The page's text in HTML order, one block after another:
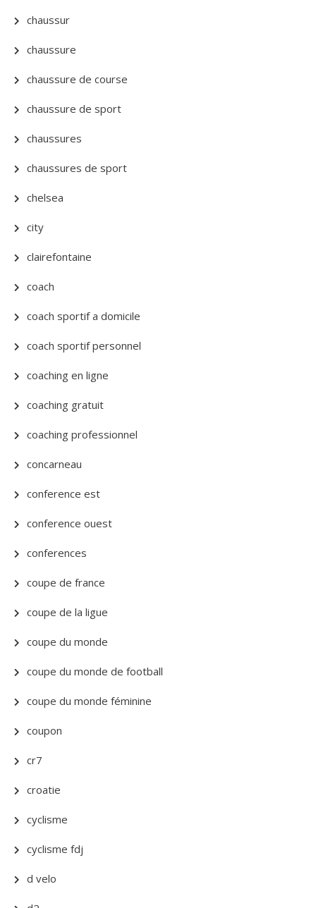
chaussur
chaussure
chaussure de course
chaussure de sport
chaussures
chaussures de sport
chelsea
city
clairefontaine
coach
coach sportif a domicile
coach sportif personnel
coaching en ligne
coaching gratuit
coaching professionnel
concarneau
conference est
conference ouest
conferences
coupe de france
coupe de la ligue
coupe du monde
coupe du monde de football
coupe du monde féminine
coupon
cr7
croatie
cyclisme
cyclisme fdj
d velo